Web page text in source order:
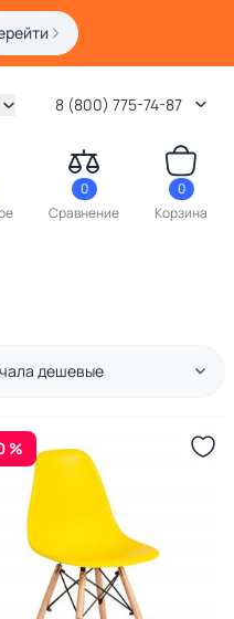
8 (800) 775-74-87
0
Сравнение
0
Корзина
дешевые
%